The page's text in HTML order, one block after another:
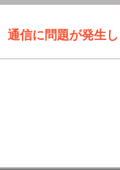
通信に問題が発生